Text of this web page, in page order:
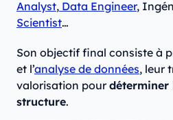
Analyst, Data Engineer,
Scientist…
Son objectif final consiste à
et l’analyse de données, leur
valorisation pourdéterminer
structure.